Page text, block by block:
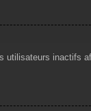
utilisateurs inactifs